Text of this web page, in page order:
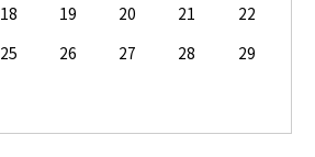
18 19 20 21
22
25 26 27 28
29